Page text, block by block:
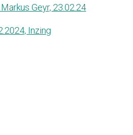
Geyr, 23.02.24
Inzing